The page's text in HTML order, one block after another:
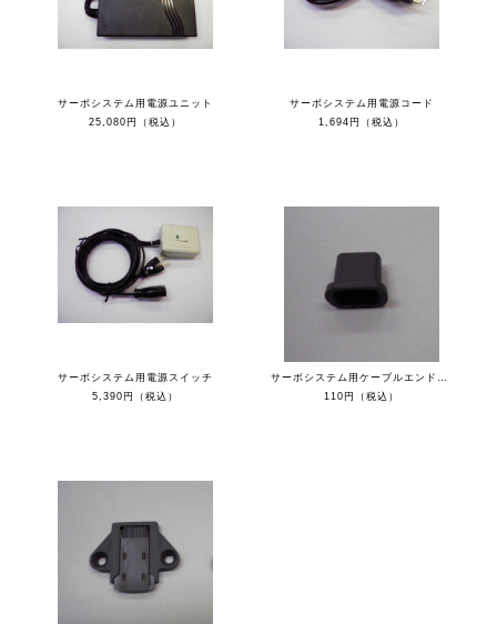
サーボシステム用電源ユニット
25,080円（税込）
サーボシステム用電源コード
1,694円（税込）
サーボシステム用電源スイッチ
5,390円（税込）
サーボシステム用ケーブルエンドキャップ
110円（税込）